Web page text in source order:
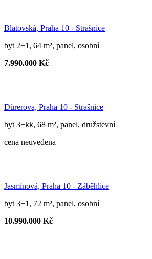
Blatovská, Praha 10 - Strašnice
byt 2+1, 64 m², panel, osobní
7.990.000 Kč
Dürerova, Praha 10 - Strašnice
byt 3+kk, 68 m², panel, družstevní
cena neuvedena
Jasmínová, Praha 10 - Záběhlice
byt 3+1, 72 m², panel, osobní
10.990.000 Kč